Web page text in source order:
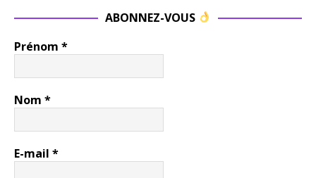
ABONNEZ-VOUS
Prénom *
Nom *
E-mail *